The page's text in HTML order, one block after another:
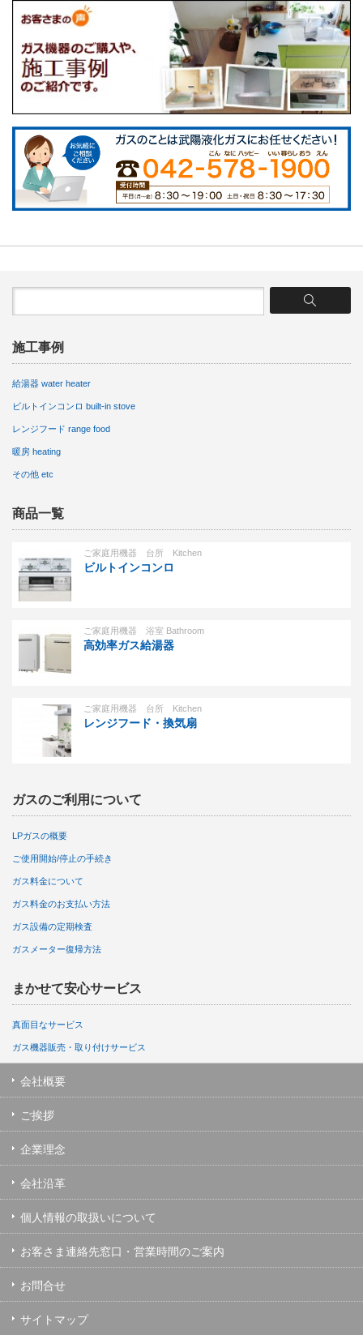
施工事例
給湯器 water heater
ビルトインコンロ built-in stove
レンジフード range food
暖房 heating
その他 etc
商品一覧
ご家庭用機器 台所 Kitchen
ビルトインコンロ
ご家庭用機器 浴室 Bathroom
高効率ガス給湯器
ご家庭用機器 台所 Kitchen
レンジフード・換気扇
ガスのご利用について
LPガスの概要
ご使用開始/停止の手続き
ガス料金について
ガス料金のお支払い方法
ガス設備の定期検査
ガスメーター復帰方法
まかせて安心サービス
真面目なサービス
ガス機器販売・取り付けサービス
会社概要
ご挨拶
企業理念
会社沿革
個人情報の取扱いについて
お客さま連絡先窓口・営業時間のご案内
お問合せ
サイトマップ